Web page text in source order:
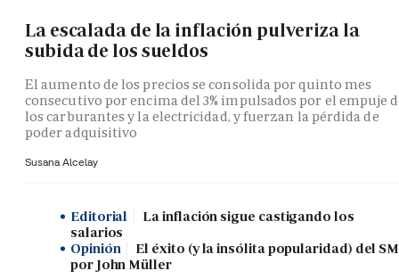
La escalada de la inflación pulveriza la
subida de los sueldos
El aumento de los precios se consolida por quinto mes
consecutivo por encima del 3% impulsados por el empuje
los carburantes y la electricidad, y fuerzan la pérdida de
poder adquisitivo
Susana Alcelay
Editorial
La inflación sigue castigando los
salarios
Opinión
El éxito (y la insólita popularidad) del
por John Müller